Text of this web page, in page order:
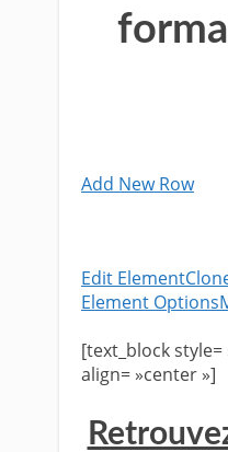
Add New Row
Edit Element
Element Options
[text_block style=
align= »center »]